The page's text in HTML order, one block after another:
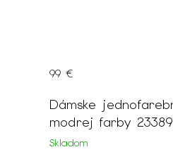
Dámske jednofarebné midi šaty
modrej farby 23389
Skladom
99 €